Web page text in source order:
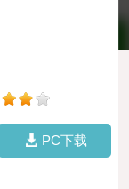
PC下载